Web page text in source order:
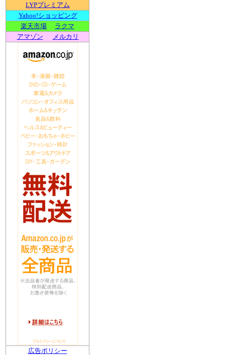
LYPプレミアム
Yahoo!ショッピング
楽天市場
ラクマ
アマゾン
メルカリ
広告ポリシー